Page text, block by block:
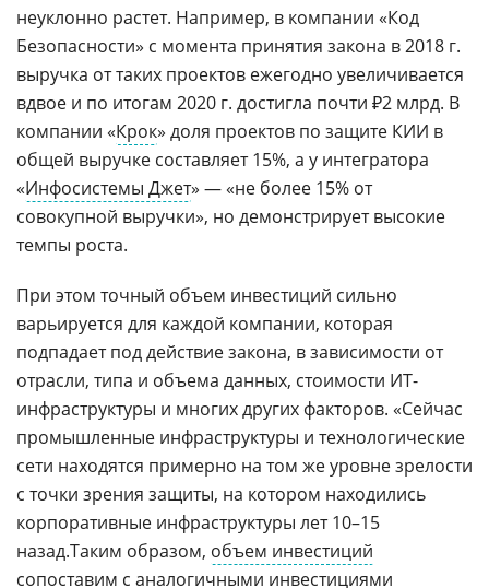
неуклонно растет. Например, в компании «Код
Безопасности» с момента принятия закона в 2018 г.
выручка от таких проектов ежегодно увеличивается
вдвое и по итогам 2020 г. достигла почти ₽2 млрд. В
компании «Крок» доля проектов по защите КИИ в
общей выручке составляет 15%, а у интегратора
«Инфосистемы Джет» — «не более 15% от
совокупной выручки», но демонстрирует высокие
темпы роста.
При этом точный объем инвестиций сильно
варьируется для каждой компании, которая
подпадает под действие закона, в зависимости от
отрасли, типа и объема данных, стоимости ИТ-
инфраструктуры и многих других факторов. «Сейчас
промышленные инфраструктуры и технологические
сети находятся примерно на том же уровне зрелости
с точки зрения защиты, на котором находились
корпоративные инфраструктуры лет 10–15
назад.Таким образом, объем инвестиций
сопоставим с аналогичными инвестициями